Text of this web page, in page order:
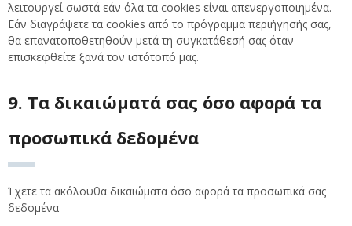
λειτουργεί σωστά εάν όλα τα cookies είναι απενεργοποιημένα.
Εάν διαγράψετε τα cookies από το πρόγραμμα περιήγησής σας,
θα επανατοποθετηθούν μετά τη συγκατάθεσή σας όταν
επισκεφθείτε ξανά τον ιστότοπό μας.
9. Τα δικαιώματά σας όσο αφορά τα
προσωπικά δεδομένα
Έχετε τα ακόλουθα δικαιώματα όσο αφορά τα προσωπικά σας
δεδομένα